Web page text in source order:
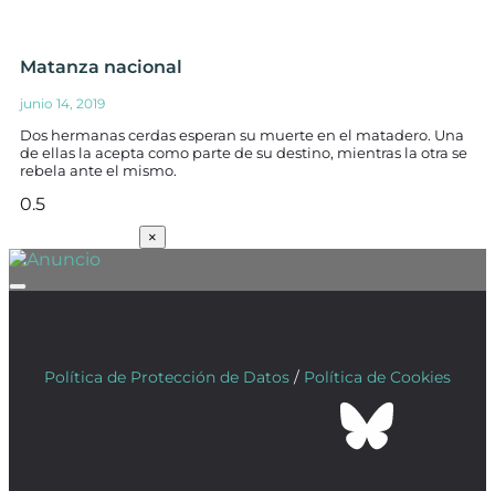
Matanza nacional
junio 14, 2019
Dos hermanas cerdas esperan su muerte en el matadero. Una
de ellas la acepta como parte de su destino, mientras la otra se
rebela ante el mismo.
×
Política de Protección de Datos / Política de Cookies